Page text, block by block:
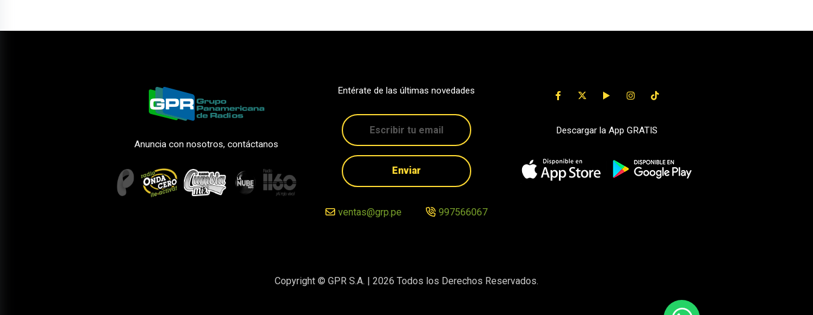
Anuncia con nosotros, contáctanos
Entérate de las últimas novedades
Enviar
ventas@grp.pe 997566067
Descargar la App GRATIS
Copyright © GPR S.A. | 2026 Todos los Derechos Reservados.